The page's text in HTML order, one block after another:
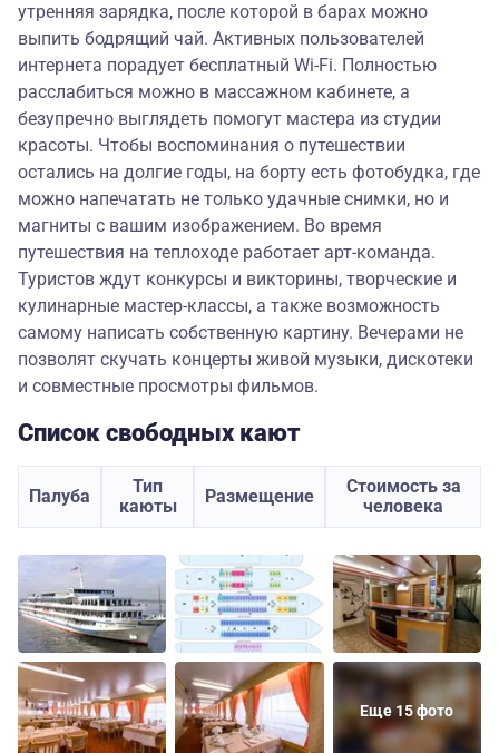
утренняя зарядка, после которой в барах можно
выпить бодрящий чай. Активных пользователей
интернета порадует бесплатный Wi-Fi. Полностью
расслабиться можно в массажном кабинете, а
безупречно выглядеть помогут мастера из студии
красоты. Чтобы воспоминания о путешествии
остались на долгие годы, на борту есть фотобудка, где
можно напечатать не только удачные снимки, но и
магниты с вашим изображением. Во время
путешествия на теплоходе работает арт-команда.
Туристов ждут конкурсы и викторины, творческие и
кулинарные мастер-классы, а также возможность
самому написать собственную картину. Вечерами не
позволят скучать концерты живой музыки, дискотеки
и совместные просмотры фильмов.
Список свободных кают
Палуба
Тип
каюты
Размещение
Стоимость за
человека
Еще 15 фото